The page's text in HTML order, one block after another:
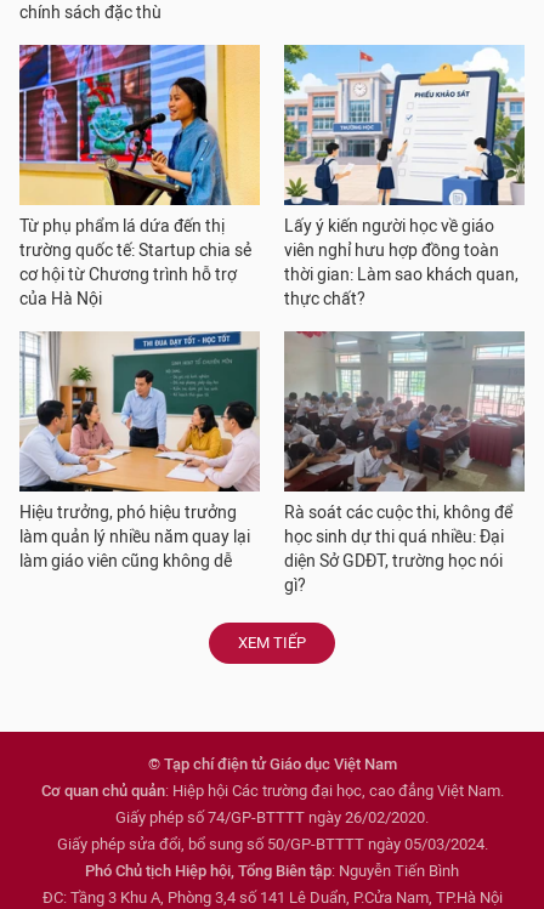
chính sách đặc thù
Từ phụ phẩm lá dứa đến thị
trường quốc tế: Startup chia sẻ
cơ hội từ Chương trình hỗ trợ
của Hà Nội
Lấy ý kiến người học về giáo
viên nghỉ hưu hợp đồng toàn
thời gian: Làm sao khách quan,
thực chất?
Hiệu trưởng, phó hiệu trưởng
làm quản lý nhiều năm quay lại
làm giáo viên cũng không dễ
Rà soát các cuộc thi, không để
học sinh dự thi quá nhiều: Đại
diện Sở GDĐT, trường học nói
gì?
XEM TIẾP
© Tạp chí điện tử Giáo dục Việt Nam
Cơ quan chủ quản: Hiệp hội Các trường đại học, cao đẳng Việt Nam.
Giấy phép số 74/GP-BTTTT ngày 26/02/2020.
Giấy phép sửa đổi, bổ sung số 50/GP-BTTTT ngày 05/03/2024.
Phó Chủ tịch Hiệp hội, Tổng Biên tập: Nguyễn Tiến Bình
ĐC: Tầng 3 Khu A, Phòng 3,4 số 141 Lê Duẩn, P.Cửa Nam, TP.Hà Nội